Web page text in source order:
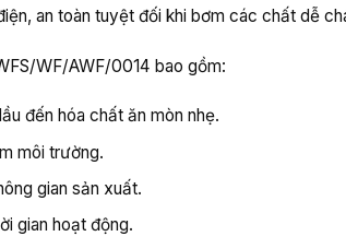
an toàn tuyệt đối khi bơm các chất dễ
WF/AWF/0014 bao gồm:
đến hóa chất ăn mòn nhẹ.
môi trường.
gian sản xuất.
gian hoạt động.